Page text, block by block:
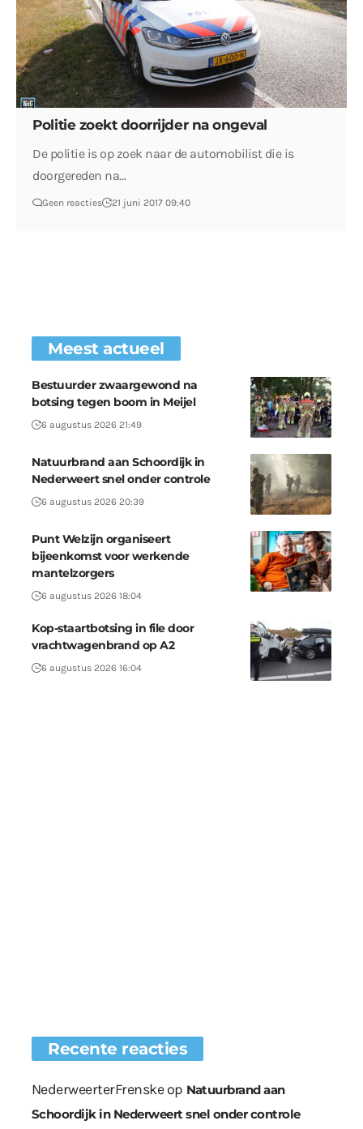
Politie zoekt doorrijder na ongeval
De politie is op zoek naar de automobilist die is
doorgereden na…
Geen reacties 21 juni 2017 09:40
Meest actueel
Bestuurder zwaargewond na
botsing tegen boom in Meijel
6 augustus 2026 21:49
Natuurbrand aan Schoordijk in
Nederweert snel onder controle
6 augustus 2026 20:39
Punt Welzijn organiseert
bijeenkomst voor werkende
mantelzorgers
6 augustus 2026 18:04
Kop-staartbotsing in file door
vrachtwagenbrand op A2
6 augustus 2026 16:04
Recente reacties
NederweerterFrenskeop Natuurbrand aan
Schoordijk in Nederweert snel onder controle